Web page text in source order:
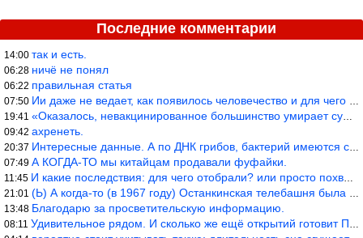
Последние комментарии
14:00 так и есть.
06:28 ничё не понял
06:22 правильная статья
07:50 Ии даже не ведает, как появилось человечество и для чего оно сущ
19:41 «Оказалось, невакцинированное большинство умирает существенно ча
09:42 ахренеть.
20:37 Интересные данные. А по ДНК грибов, бактерий имеются сведения из
07:49 А КОГДА-ТО мы китайцам продавали фуфайки.
11:45 И какие последствия: для чего отобрали? или просто похвастались.
21:01 (Ь) А когда-то (в 1967 году) Останкинская телебашня была самым в
13:48 Благодарю за просветительскую информацию.
08:11 Удивительное рядом. И сколько же ещё открытий готовит Просвещень